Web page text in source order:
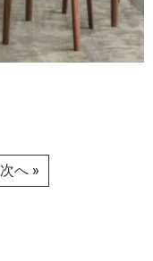
次へ »